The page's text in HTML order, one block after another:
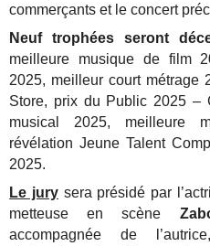
commerçants et le concert
Neuf trophées seront
meilleure musique de film
2025, meilleur court métrage
Store, prix du Public 2025 –
musical 2025, meilleure
révélation Jeune Talent
2025.
Le jurysera présidé par
metteuse en scène
accompagnée de